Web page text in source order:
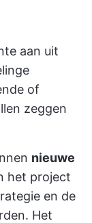
aan uit
of
zeggen
nieuwe
het project
en de
Het